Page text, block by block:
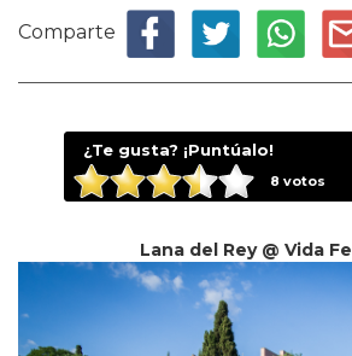
Comparte
¿Te gusta? ¡Puntúalo!
8 votos
Lana del Rey @ Vida